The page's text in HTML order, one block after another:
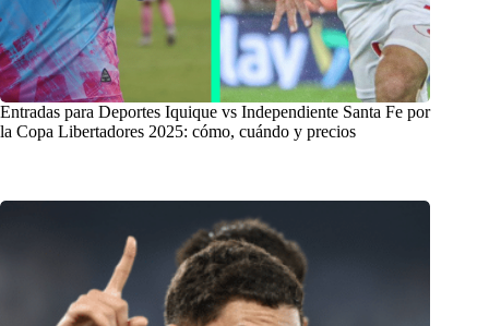
Entradas para Deportes Iquique vs Independiente Santa Fe por
la Copa Libertadores 2025: cómo, cuándo y precios